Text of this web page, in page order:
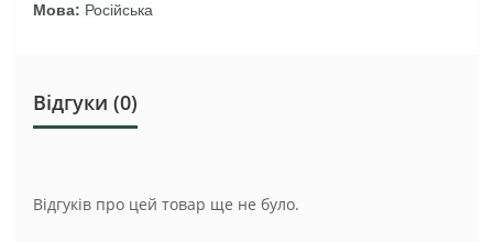
Мова: Російська
Відгуки (0)
Відгуків про цей товар ще не було.